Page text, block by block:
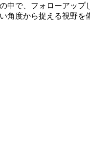
中で、フォローアップ
度から捉える視野を